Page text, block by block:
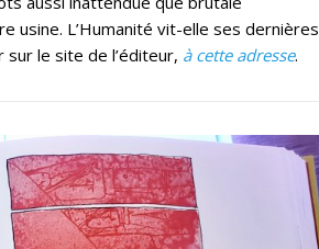
usine. L’Humanité vit-elle ses dernières
le site de l’éditeur, à cette adresse.